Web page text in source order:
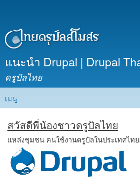
เนื้อหา
แนะนำ Drupal | Drupal
ดรูปัลไทย
Main menu
เมนู
สวัสดีพี่น้องชาวดรูปัลไทย
แหล่งชุมชน คนใช้งานดรูปัลในประเทศไทย